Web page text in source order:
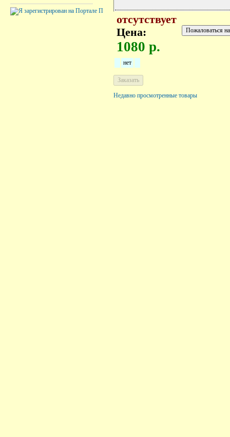
отсутствует
Цена:
1080 р.
нет
Недавно просмотренные товары